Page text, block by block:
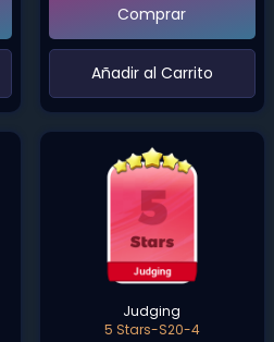
Comprar
‌Añadir al Carrito‌
Judging
5 Stars-S20-4